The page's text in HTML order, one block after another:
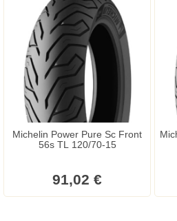
Michelin Power Pure Sc Front
56s TL 120/70-15
91,02 €